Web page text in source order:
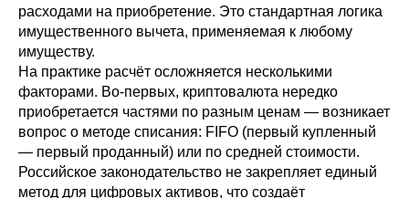
расходами на приобретение. Это стандартная логика
имущественного вычета, применяемая к любому
имуществу.
На практике расчёт осложняется несколькими
факторами. Во-первых, криптовалюта нередко
приобретается частями по разным ценам — возникает
вопрос о методе списания: FIFO (первый купленный
— первый проданный) или по средней стоимости.
Российское законодательство не закрепляет единый
метод для цифровых активов, что создаёт